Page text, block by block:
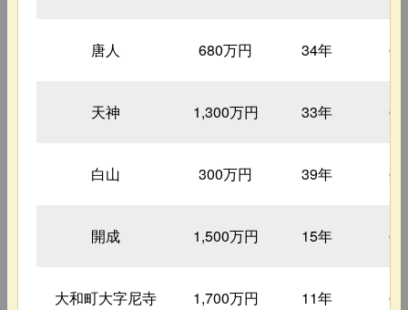
唐人 680万円 34年
天神 1,300万円 33年
白山 300万円 39年
開成 1,500万円 15年
大和町大字尼寺 1,700万円 11年